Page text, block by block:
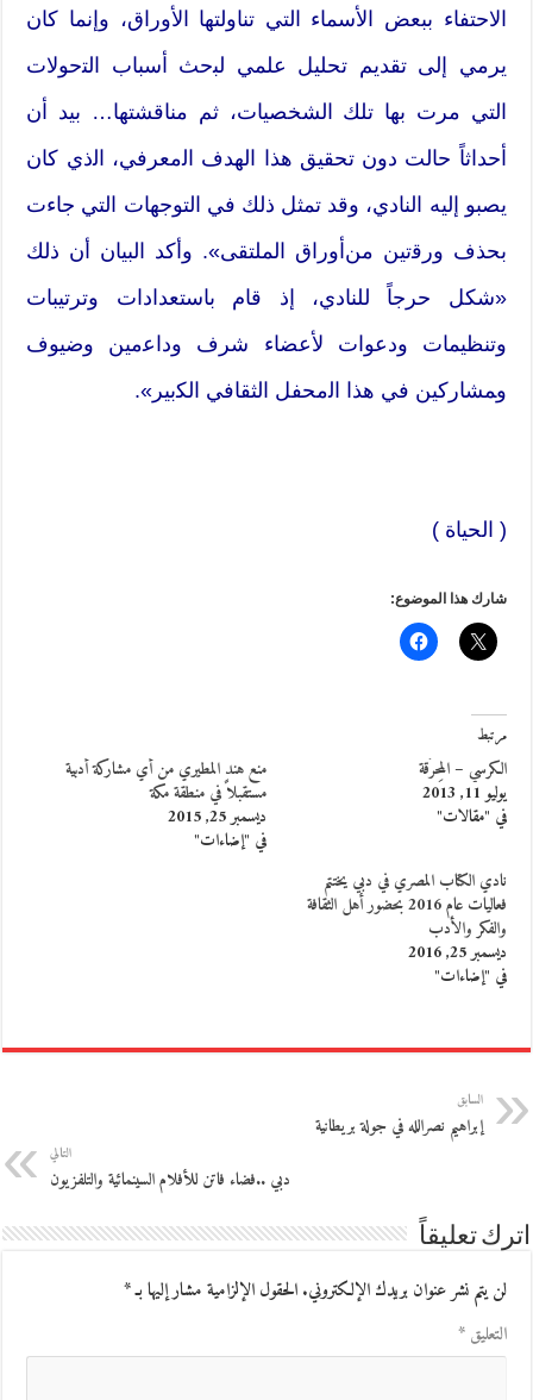
الا‌حتفاء ببعض ﺍﻷسماء ﺍﻟﺘﻲ تناوﻟﺘﻬﺎ ﺍﻷ‌ﻭﺭﺍﻕ، ﻭﺇنما كاﻥ
يرمي ﺇﻟﻰ تقديم تحليل ﻋﻠﻤﻲ ﻟﺒحث ﺃسباﺏ ﺍﻟﺘحوﻻ‌ﺕ
ﺍﻟﺘﻲ مرﺕ بها تلك ﺍﻟﺸﺨﺼﻴﺎﺕ، ثم مناﻗﺸﺘﻬﺎ… بيد ﺃﻥ
ﺃحداثاً حالت ﺩﻭﻥ تحقيق هذا ﺍلهدف ﺍﻟمعرفي، ﺍﻟذي كاﻥ
يصبو ﺇﻟﻴﻪ ﺍﻟﻨﺎﺩﻱ، ﻭقد تمثل ذلك في التوجهاﺕ ﺍﻟﺘﻲ جاﺀﺕ
بحذﻑ ﻭﺭﻗتين منﺃﻭﺭﺍﻕ ﺍﻟﻤﻠﺘﻘﻰ». وأكد البيان أن ذلك
«شكل حرجاً ﻟﻠﻨﺎﺩﻱ، ﺇﺫ ﻗﺎﻡ باستعدادﺍﺕ ﻭترتيبات
ﻭتنظيماﺕ ﻭﺩعوات ﻷعضاء شرف ﻭﺩﺍﻋمين ﻭضيوف
ﻭﻤﺸﺎركين ﻓﻲ هذا ﺍﻟمحفل ﺍﻟﺜﻘﺎﻓﻲ ﺍﻟﻜبير».
( الحياة )
شارك هذا الموضوع:
مرتبط
الكرسي – المِحرَقة
يوليو 11, 2013
في "مقالات"
منع هند المطيري من أي مشاركة أدبية
مستقبلاً في منطقة مكة
ديسمبر 25, 2015
في "إضاءات"
نادي الكتاب المصري في دبي يختتم
فعاليات عام 2016 بحضور أهل الثقافة
والفكر والأدب
ديسمبر 25, 2016
في "إضاءات"
السابق
إبراهيم نصرالله في جولة بريطانية
التالي
دبي ..فضاء فاتن للأفلام السينمائية والتلفزيون
اترك تعليقاً
لن يتم نشر عنوان بريدك الإلكتروني.الحقول الإلزامية مشار إليها بـ*
التعليق*